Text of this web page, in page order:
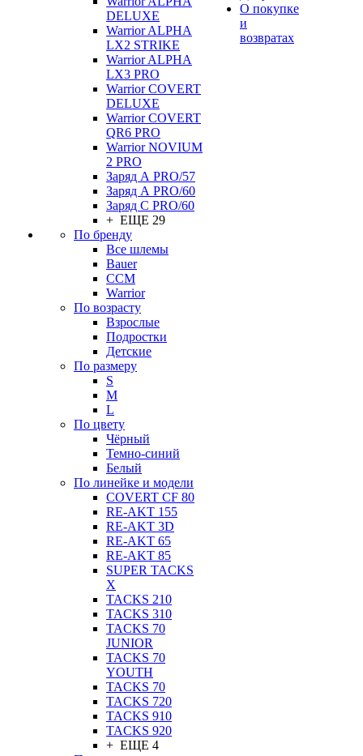
DELUXE
Warrior ALPHA
LX2 STRIKE
Warrior ALPHA
LX3 PRO
Warrior COVERT
DELUXE
Warrior COVERT
QR6 PRO
Warrior NOVIUM
2 PRO
Заряд А PRO/57
Заряд А PRO/60
Заряд С PRO/60
+ ЕЩЕ 29
По бренду
Все шлемы
Bauer
CCM
Warrior
По возрасту
Взрослые
Подростки
Детские
По размеру
S
M
L
По цвету
Чёрный
Темно-синий
Белый
По линейке и модели
COVERT CF 80
RE-AKT 155
RE-AKT 3D
RE-AKT 65
RE-AKT 85
SUPER TACKS
X
TACKS 210
TACKS 310
TACKS 70
JUNIOR
TACKS 70
YOUTH
TACKS 70
TACKS 720
TACKS 910
TACKS 920
+ ЕЩЕ 4
О покупке
и
возвратах